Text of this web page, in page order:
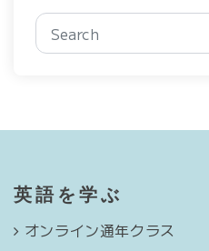
英語を学ぶ
オンライン通年クラス